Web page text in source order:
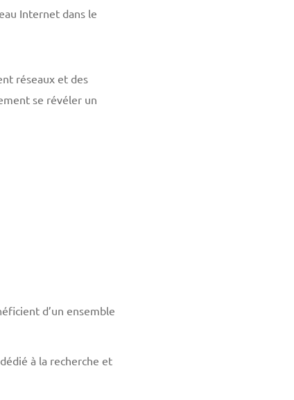
Internet dans le
réseaux et des
se révéler un
d’un ensemble
à la recherche et